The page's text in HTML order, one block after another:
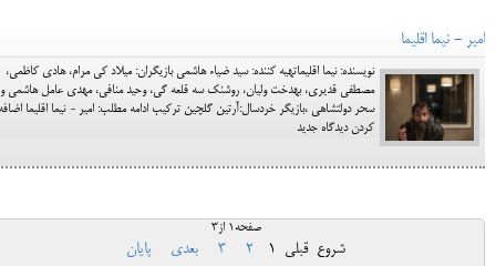
امیر - نیما اقلیما
نویسنده: نیما اقلیماتهیه کننده: سید ضیاء هاشمی بازیگران: میلاد کی مرام، هادی کاظمی،
مصطفی قدیری، بهدخت ولیان، روشنک سه قلعه گی، وحید منافی، مهدی عامل هاشمی و
سحر دولتشاهی ،بازیگر خردسال:آرتین گلچین ترکیب ادامه مطلب: امیر - نیما اقلیما
کردن دیدگاه جدید
صفحه1 از3
شروع قبلی 1
2
3 بعدی پایان